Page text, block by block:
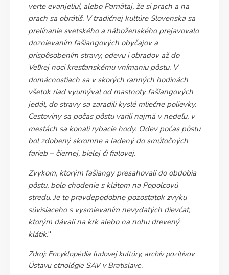
verte evanjeliu!, alebo Pamätaj, že si prach a na
prach sa obrátiš. V tradičnej kultúre Slovenska sa
prelínanie svetského a náboženského prejavovalo
doznievaním fašiangových obyčajov a
prispôsobením stravy, odevu i obradov až do
Veľkej noci kresťanskému vnímaniu pôstu. V
domácnostiach sa v skorých ranných hodinách
všetok riad vyumýval od mastnoty fašiangových
jedál, do stravy sa zaradili kyslé mliečne polievky.
Cestoviny sa počas pôstu varili najmä v nedeľu, v
mestách sa konali rybacie hody. Odev počas pôstu
bol zdobený skromne a ladený do smútočných
farieb – čiernej, bielej či fialovej.
Zvykom, ktorým fašiangy presahovali do obdobia
pôstu, bolo chodenie s klátom na Popolcovú
stredu. Je to pravdepodobne pozostatok zvyku
súvisiaceho s vysmievaním nevydatých dievčat,
ktorým dávali na krk alebo na nohu drevený
klátik."
Zdroj: Encyklopédia ľudovej kultúry, archív pozitívov
Ústavu etnológie SAV v Bratislave.